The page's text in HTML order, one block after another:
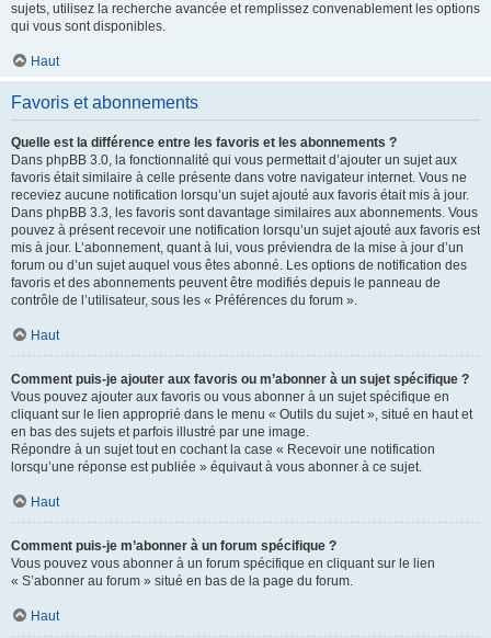
sujets, utilisez la recherche avancée et remplissez convenablement les options
qui vous sont disponibles.
Haut
Favoris et abonnements
Quelle est la différence entre les favoris et les abonnements ?
Dans phpBB 3.0, la fonctionnalité qui vous permettait d’ajouter un sujet aux
favoris était similaire à celle présente dans votre navigateur internet. Vous ne
receviez aucune notification lorsqu’un sujet ajouté aux favoris était mis à jour.
Dans phpBB 3.3, les favoris sont davantage similaires aux abonnements. Vous
pouvez à présent recevoir une notification lorsqu’un sujet ajouté aux favoris est
mis à jour. L’abonnement, quant à lui, vous préviendra de la mise à jour d’un
forum ou d’un sujet auquel vous êtes abonné. Les options de notification des
favoris et des abonnements peuvent être modifiés depuis le panneau de
contrôle de l’utilisateur, sous les « Préférences du forum ».
Haut
Comment puis-je ajouter aux favoris ou m’abonner à un sujet spécifique ?
Vous pouvez ajouter aux favoris ou vous abonner à un sujet spécifique en
cliquant sur le lien approprié dans le menu « Outils du sujet », situé en haut et
en bas des sujets et parfois illustré par une image.
Répondre à un sujet tout en cochant la case « Recevoir une notification
lorsqu’une réponse est publiée » équivaut à vous abonner à ce sujet.
Haut
Comment puis-je m’abonner à un forum spécifique ?
Vous pouvez vous abonner à un forum spécifique en cliquant sur le lien
« S’abonner au forum » situé en bas de la page du forum.
Haut